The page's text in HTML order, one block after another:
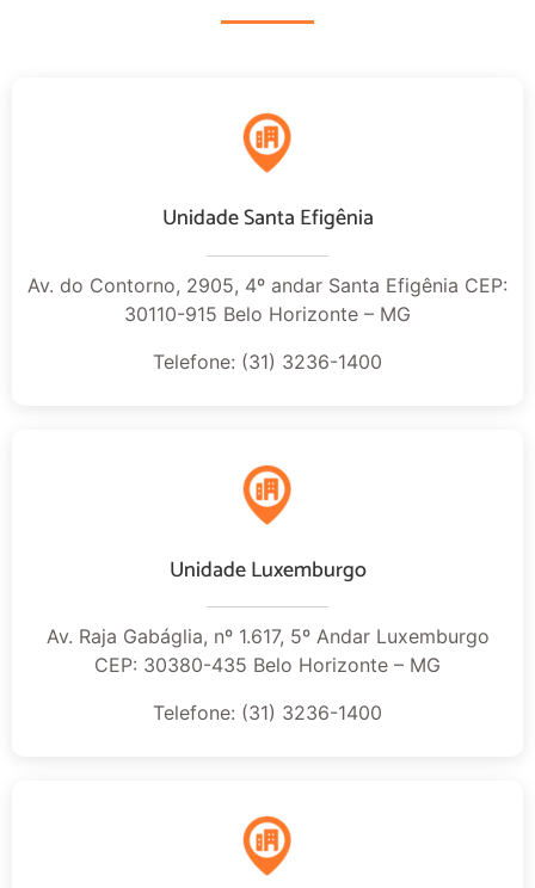
Unidade Santa Efigênia
Av. do Contorno, 2905, 4º andar Santa Efigênia CEP:
30110-915 Belo Horizonte – MG
Telefone: (31) 3236-1400
Unidade Luxemburgo
Av. Raja Gabáglia, nº 1.617, 5º Andar Luxemburgo
CEP: 30380-435 Belo Horizonte – MG
Telefone: (31) 3236-1400